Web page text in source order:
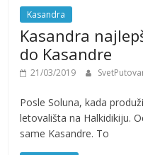
Kasandra
Kasandra
do Kasandre
21/03/2019
Posle Soluna, kada
letovališta na Halkidikiju.
same Kasandre. To